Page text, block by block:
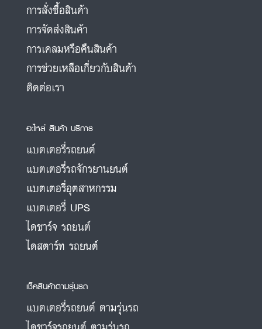
การสั่งซื้อสินค้า
การจัดส่งสินค้า
การเคลมหรือคืนสินค้า
การช่วยเหลือเกี่ยวกับสินค้า
ติดต่อเรา
อะไหล่ สินค้า บริการ
แบตเตอรี่รถยนต์
แบตเตอรี่รถจักรยานยนต์
แบตเตอรี่อุตสาหกรรม
แบตเตอรี่ UPS
ไดชาร์จ รถยนต์
ไดสตาร์ท รถยนต์
เช็คสินค้าตามรุ่นรถ
แบตเตอรี่รถยนต์ ตามรุ่นรถ